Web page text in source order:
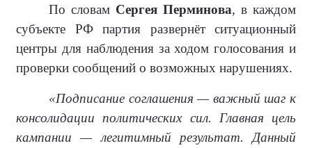
По словам Сергея Перминова, в каждом
субъекте РФ партия развернёт ситуационный
центры для наблюдения за ходом голосования и
проверки сообщений о возможных нарушениях.
«Подписание соглашения — важный шаг к
консолидации политических сил. Главная цель
кампании — легитимный результат. Данный